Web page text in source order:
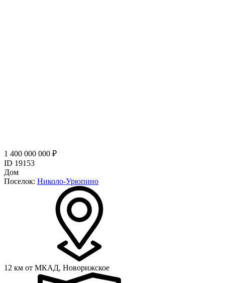
1 400 000 000 ₽
ID 19153
Дом
Поселок: Николо-Урюпино
12 км от МКАД, Новорижское